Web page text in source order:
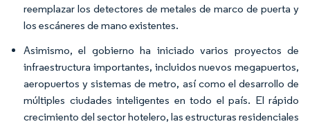
reemplazar los detectores de metales de marco de puerta y
los escáneres de mano existentes.
Asimismo, el gobierno ha iniciado varios proyectos de
infraestructura importantes, incluidos nuevos megapuertos,
aeropuertos y sistemas de metro, así como el desarrollo de
múltiples ciudades inteligentes en todo el país. El rápido
crecimiento del sector hotelero, las estructuras residenciales